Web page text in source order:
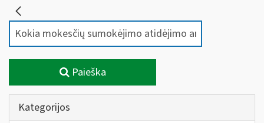
Paieška
Kategorijos